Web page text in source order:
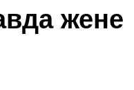
жене